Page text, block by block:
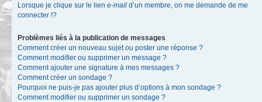
Lorsque je clique sur le lien e-mail d’un membre, on me demande de me
connecter !?
Problèmes liés à la publication de messages
Comment créer un nouveau sujet ou poster une réponse ?
Comment modifier ou supprimer un message ?
Comment ajouter une signature à mes messages ?
Comment créer un sondage ?
Pourquoi ne puis-je pas ajouter plus d’options à mon sondage ?
Comment modifier ou supprimer un sondage ?